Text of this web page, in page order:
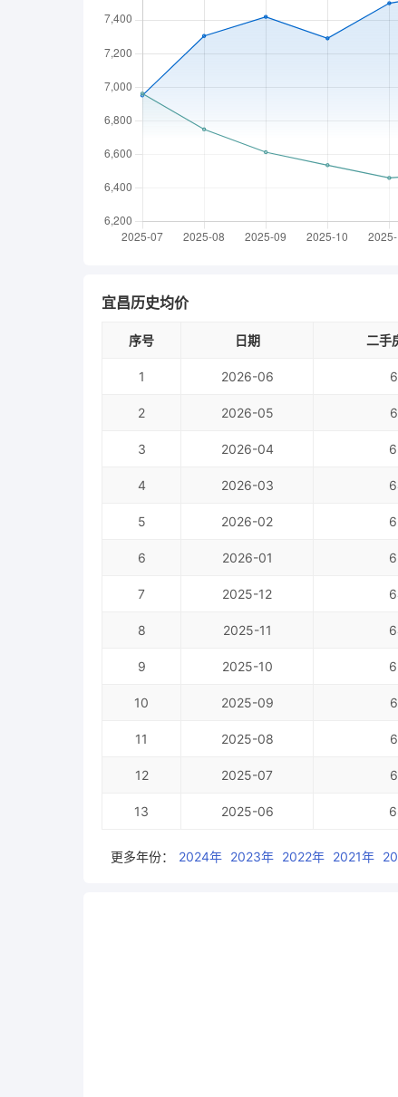
宜昌历史均价
序号 日期 二手
1 2026-06
2 2026-05
3 2026-04
4 2026-03
5 2026-02
6 2026-01
7 2025-12
8 2025-11
9 2025-10
10 2025-09
11 2025-08
12 2025-07
13 2025-06
更多年份： 2024年 2023年 2022年 2021年